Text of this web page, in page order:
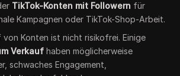
TikTok-Konten mit Followern für
Kampagnen oder TikTok-Shop-Arbeit.
von Konten ist nicht risikofrei. Einige
Verkauf haben möglicherweise
schwaches Engagement,